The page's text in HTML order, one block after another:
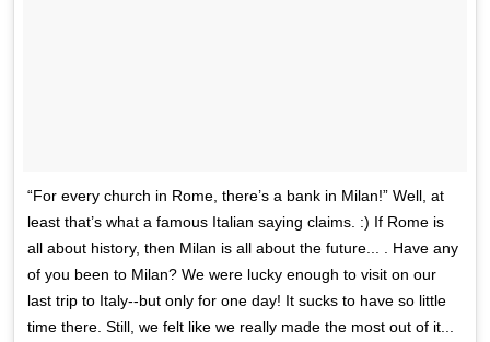
“For every church in Rome, there’s a bank in Milan!” Well, at
least that’s what a famous Italian saying claims. :) If Rome is
all about history, then Milan is all about the future... . Have any
of you been to Milan? We were lucky enough to visit on our
last trip to Italy--but only for one day! It sucks to have so little
time there. Still, we felt like we really made the most out of it...